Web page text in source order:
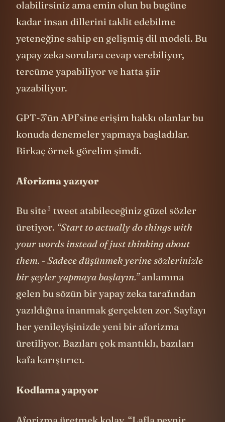
yapay zeka sorulara cevap verebiliyor,
tercüme yapabiliyor ve hatta şiir
yazabiliyor.
GPT-3’ün API’sine erişim hakkı olanlar bu
Birkaç örnek görelim şimdi.
Aforizma yazıyor
Bu site
your words instead of just thinking about
them. - Sadece düşünmek yerine sözlerinizle
bir şeyler yapmaya başlayın.”anlamına
gelen bu sözün bir yapay zeka tarafından
yazıldığına inanmak gerçekten zor. Sayfayı
her yenileyişinizde yeni bir aforizma
üretiliyor. Bazıları çok mantıklı, bazıları
kafa karıştırıcı.
Kodlama yapıyor
Aforizma üretmek kolay. “Lafla peynir
tane. Şimdi izlemekte olduğunuzörnekte